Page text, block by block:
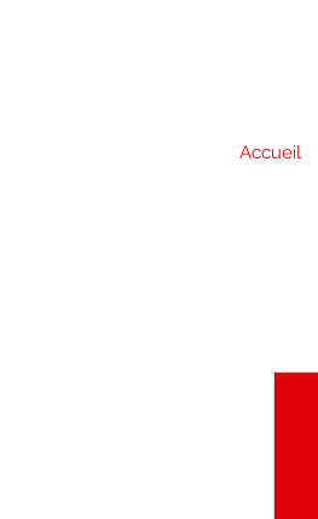
Accueil